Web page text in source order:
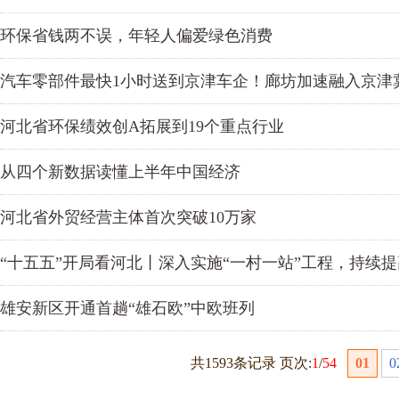
环保省钱两不误，年轻人偏爱绿色消费
汽车零部件最快1小时送到京津车企！廊坊加速融入京津
河北省环保绩效创A拓展到19个重点行业
从四个新数据读懂上半年中国经济
河北省外贸经营主体首次突破10万家
“十五五”开局看河北丨深入实施“一村一站”工程，持续
雄安新区开通首趟“雄石欧”中欧班列
共1593条记录 页次:1/54 01